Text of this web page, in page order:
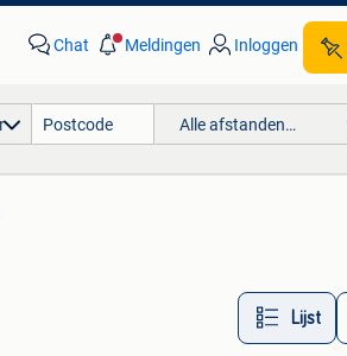
Chat Meldingen Inloggen
Alle afstanden…
Lijst